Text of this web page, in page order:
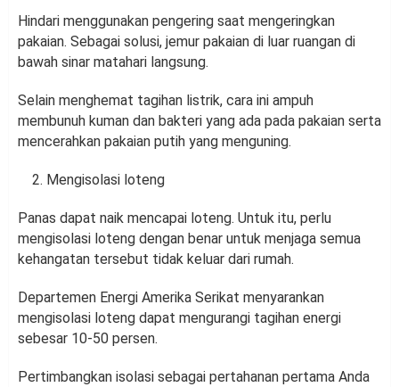
Hindari menggunakan pengering saat mengeringkan
pakaian. Sebagai solusi, jemur pakaian di luar ruangan di
bawah sinar matahari langsung.
Selain menghemat tagihan listrik, cara ini ampuh
membunuh kuman dan bakteri yang ada pada pakaian serta
mencerahkan pakaian putih yang menguning.
Mengisolasi loteng
Panas dapat naik mencapai loteng. Untuk itu, perlu
mengisolasi loteng dengan benar untuk menjaga semua
kehangatan tersebut tidak keluar dari rumah.
Departemen Energi Amerika Serikat menyarankan
mengisolasi loteng dapat mengurangi tagihan energi
sebesar 10-50 persen.
Pertimbangkan isolasi sebagai pertahanan pertama Anda